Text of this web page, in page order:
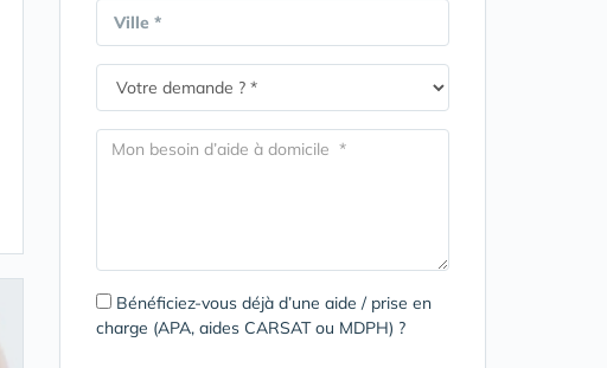
Ville *
Bénéficiez-vous déjà d’une aide / prise en
charge (APA, aides CARSAT ou MDPH) ?